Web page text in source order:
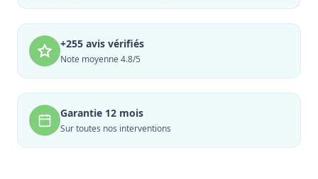
+255 avis vérifiés
Note moyenne 4.8/5
Garantie 12 mois
Sur toutes nos interventions